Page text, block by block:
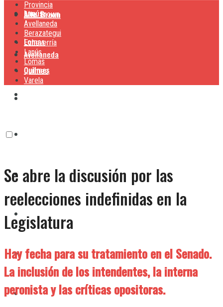
Lanús
Lomas
Quilmes
Alte. Brown
Avellaneda
Lanús
Lomas
Quilmes
Varela
Provincia
Alte. Brown
Avellaneda
Berazategui
Echeverría
Lanús
Lomas
Quilmes
Varela
Se abre la discusión por las
reelecciones indefinidas en la
Legislatura
Hay fecha para su tratamiento en el Senado.
La inclusión de los intendentes, la interna
peronista y las críticas opositoras.